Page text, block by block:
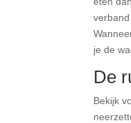
je de
De
Bekijk